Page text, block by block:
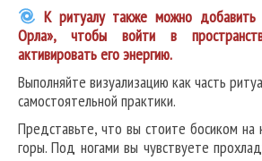
К ритуалу также можно добавить
Орла», чтобы войти в
активировать его энергию.
Выполняйте визуализацию как часть
самостоятельной практики.
Представьте, что вы стоите босиком на
горы. Под ногами вы чувствуете